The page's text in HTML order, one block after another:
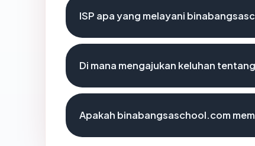
ISP apa yang melayani
Di mana mengajukan keluhan
Apakah binabangsaschool.com